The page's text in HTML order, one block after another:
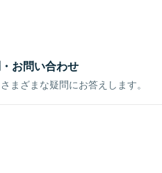
お問い合わせ
まざまな疑問にお答えします。